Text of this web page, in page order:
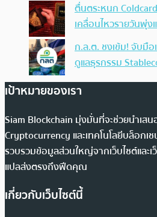
ตื่นตระหนก
เคลื่อนไหวรายวันพุ่ง
ก.ล.ต. ชงเข้ม! จับมื
ดูแลธุรกรรม
เป้าหมายของเรา
Siam Blockchain มุ่งมั่นที่จะช่วยนำเสน
Cryptocurrency และเทคโนโลยีบล็อกเ
รวบรวมข้อมูลส่วนใหญ่จากเว็บไซต์และ
แปลส่งตรงถึงฟีดคุณ
เกี่ยวกับเว็บไซต์นี้